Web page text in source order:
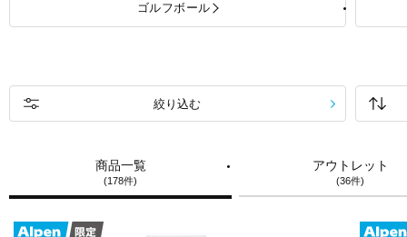
ゴルフボール
商品一覧
(178件)
アウトレット
(36件)
絞り込む